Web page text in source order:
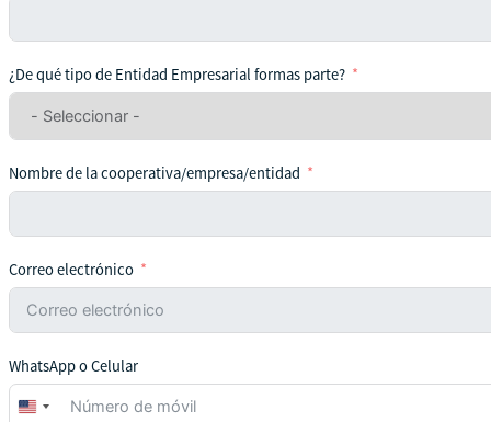
¿De qué tipo de Entidad Empresarial formas parte?
Nombre de la cooperativa/empresa/entidad
Correo electrónico
WhatsApp o Celular
United